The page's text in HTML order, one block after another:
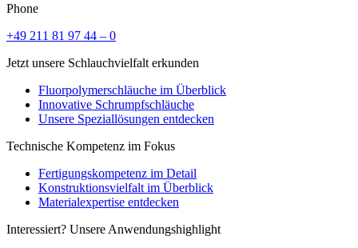
Phone
+49 211 81 97 44 – 0
Jetzt unsere Schlauchvielfalt erkunden
Fluorpolymerschläuche im Überblick
Innovative Schrumpfschläuche
Unsere Speziallösungen entdecken
Technische Kompetenz im Fokus
Fertigungskompetenz im Detail
Konstruktionsvielfalt im Überblick
Materialexpertise entdecken
Interessiert? Unsere Anwendungshighlight